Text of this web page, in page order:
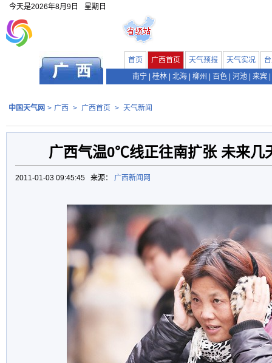
今天是2026年8月9日 星期日
首页 广西首页 天气预报 天气实况
南宁
桂林 北海 柳州 百色 河池 来宾
中国天气网 > 广西 > 广西首页 > 天气新闻
广西气温0℃线正往南扩张 未来几
2011-01-03 09:45:45 来源： 广西新闻网